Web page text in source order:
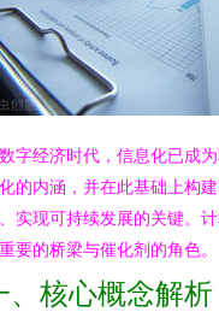
字经济时代，信息化已成
的内涵，并在此基础上构
实现可持续发展的关键。
要的桥梁与催化剂的角色。
、核心概念解析